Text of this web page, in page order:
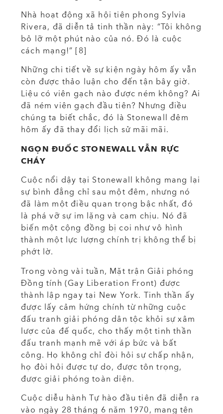
Nhà hoạt động xã hội tiên phong Sylvia
Rivera, đã diễn tả tinh thần này: “Tôi không
bỏ lỡ một phút nào của nó. Đó là cuộc
cách mạng!” [8]
Những chi tiết về sự kiện ngày hôm ấy vẫn
còn được thảo luận cho đến tận bây giờ.
Liệu có viên gạch nào được ném không? Ai
đã ném viên gạch đầu tiên? Nhưng điều
chúng ta biết chắc, đó là Stonewall đêm
hôm ấy đã thay đổi lịch sử mãi mãi.
NGỌN ĐUỐC STONEWALL VẪN RỰC
CHÁY
Cuộc nổi dậy tại Stonewall không mang lại
sự bình đẳng chỉ sau một đêm, nhưng nó
đã làm một điều quan trọng bậc nhất, đó
là phá vỡ sự im lặng và cam chịu. Nó đã
biến một cộng đồng bị coi như vô hình
thành một lực lượng chính trị không thể bị
phớt lờ.
Trong vòng vài tuần, Mặt trận Giải phóng
Đồng tính (Gay Liberation Front) được
thành lập ngay tại New York. Tinh thần ấy
được lấy cảm hứng chính từ những cuộc
đấu tranh giải phóng dân tộc khỏi sự xâm
lược của đế quốc, cho thấy một tinh thần
đấu tranh mạnh mẽ với áp bức và bất
công. Họ không chỉ đòi hỏi sự chấp nhận,
họ đòi hỏi được tự do, được tôn trọng,
được giải phóng toàn diện.
Cuộc diễu hành Tự hào đầu tiên đã diễn ra
vào ngày 28 tháng 6 năm 1970, mang tên